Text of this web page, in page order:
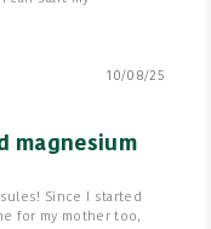
10/08/25
magnesium
Since I started
for my mother too,